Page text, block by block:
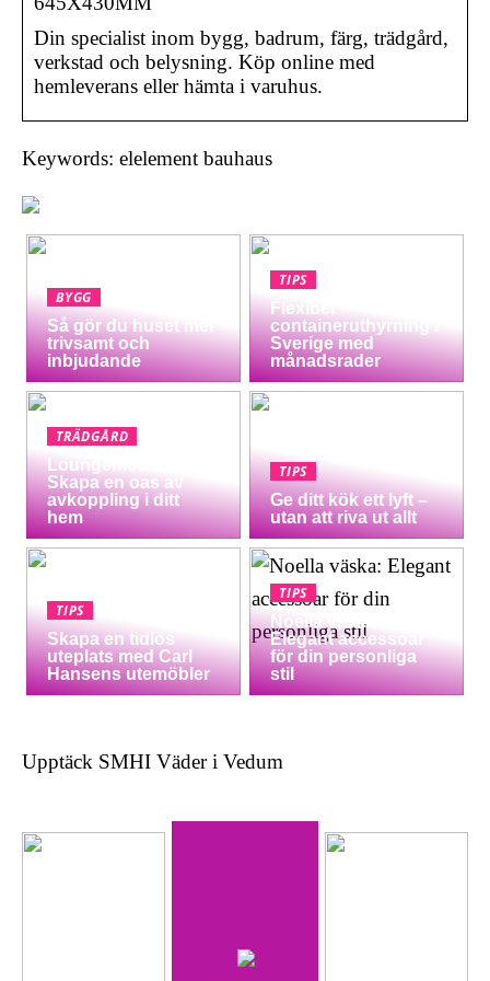
Din specialist inom bygg, badrum, färg, trädgård,
verkstad och belysning. Köp online med
hemleverans eller hämta i varuhus.
Keywords: elelement bauhaus
BYGG
Så gör du huset mer
trivsamt och
inbjudande
TIPS
Flexibel
containeruthyrning i
Sverige med
månadsrader
TRÄDGÅRD
Loungemöbler:
Skapa en oas av
avkoppling i ditt
hem
TIPS
Ge ditt kök ett lyft –
utan att riva ut allt
TIPS
Skapa en tidlös
uteplats med Carl
Hansens utemöbler
TIPS
Noella väska:
Elegant accessoar
för din personliga
stil
Upptäck SMHI Väder i Vedum